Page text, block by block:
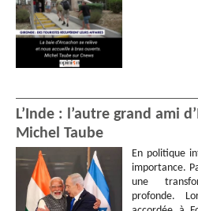
L’Inde : l’autre grand ami
Michel Taube
En politique
importance.
une
profonde.